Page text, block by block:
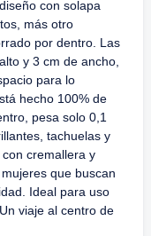
con solapa
más otro
por dentro. Las
y 3 cm de ancho,
para lo
hecho 100% de
pesa solo 0,1
tachuelas y
cremallera y
que buscan
Ideal para uso
viaje al centro de